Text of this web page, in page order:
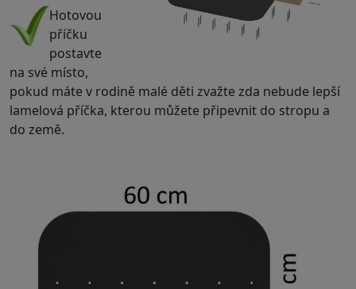
Hotovou
příčku
postavte
na své místo,
pokud máte v rodině malé děti zvažte zda nebude lepší
lamelová příčka, kterou můžete připevnit do stropu a
do země.